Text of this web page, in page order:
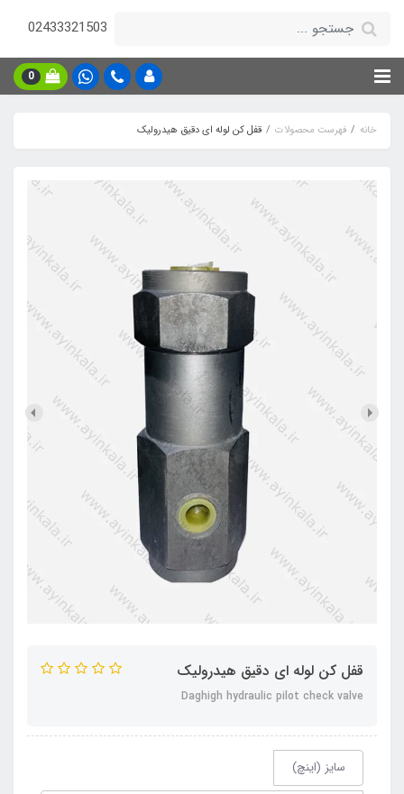
02433321503
0
خانه فهرست محصولات قفل کن لوله ای دقیق هیدرولیک
قفل کن لوله ای دقیق هیدرولیک
Daghigh hydraulic pilot check valve
سایز (اینچ)